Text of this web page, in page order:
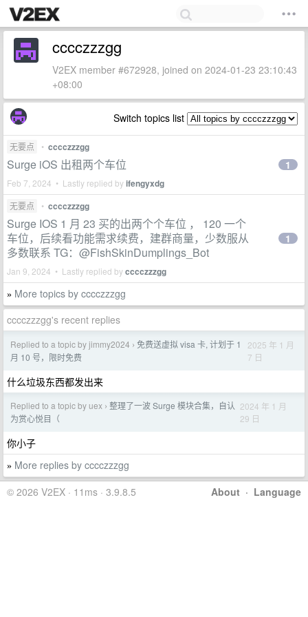
cccczzzgg
V2EX member #672928, joined on 2024-01-23 23:10:43
+08:00
Switch topics list
无要点 • cccczzzgg
Surge iOS 出租两个车位
Feb 7, 2024 • Lastly replied byifengyxdg
1
无要点 • cccczzzgg
Surge IOS 1 月 23 买的出两个个车位 ， 120 一个
车位，后续看功能需求续费，建群商量，少数服从
多数联系 TG：@FishSkinDumplings_Bot
Jan 9, 2024 • Lastly replied bycccczzzgg
1
» More topics by cccczzzgg
cccczzzgg's recent replies
Replied to a topic by jimmy2024 › 免费送虚拟 visa 卡, 计划于 1
月 10 号，限时免费
2025 年 1 月
7 日
什么垃圾东西都发出来
Replied to a topic by uex › 整理了一波 Surge 模块合集，自认
为赏心悦目（
2024 年 1 月
29 日
你小子
» More replies by cccczzzgg
About · Language
© 2026 V2EX · 11ms · 3.9.8.5